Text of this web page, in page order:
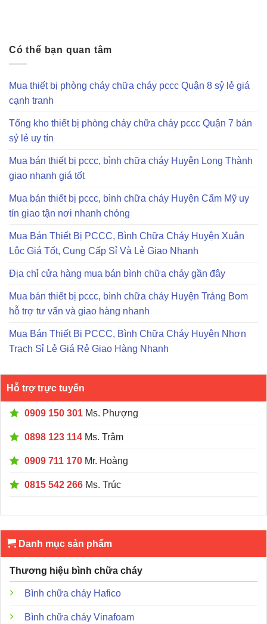
Có thể bạn quan tâm
Mua thiết bị phòng cháy chữa cháy pccc Quận 8 sỷ lẻ giá
cạnh tranh
Tổng kho thiết bị phòng cháy chữa cháy pccc Quận 7 bán
sỷ lẻ uy tín
Mua bán thiết bị pccc, bình chữa cháy Huyện Long Thành
giao nhanh giá tốt
Mua bán thiết bị pccc, bình chữa cháy Huyện Cẩm Mỹ uy
tín giao tận nơi nhanh chóng
Mua Bán Thiết Bị PCCC, Bình Chữa Cháy Huyện Xuân
Lộc Giá Tốt, Cung Cấp Sỉ Và Lẻ Giao Nhanh
Địa chỉ cửa hàng mua bán bình chữa cháy gần đây
Mua bán thiết bị pccc, bình chữa cháy Huyện Trảng Bom
hỗ trợ tư vấn và giao hàng nhanh
Mua Bán Thiết Bị PCCC, Bình Chữa Cháy Huyện Nhơn
Trạch Sỉ Lẻ Giá Rẻ Giao Hàng Nhanh
Hỗ trợ trực tuyến
0909 150 301 Ms. Phượng
0898 123 114 Ms. Trâm
0909 711 170 Mr. Hoàng
0815 542 266 Ms. Trúc
Danh mục sản phẩm
Thương hiệu bình chữa cháy
Bình chữa cháy Hafico
Bình chữa cháy Vinafoam